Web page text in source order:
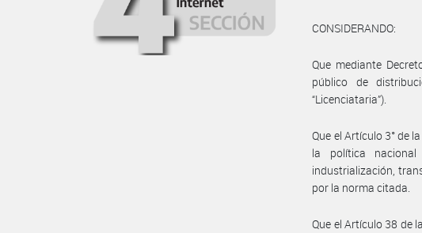
CONSIDERANDO:
Que mediante
público de
“Licenciataria”).
Que el Artículo 3° de
la política
industrialización,
por la norma citada.
Que el Artículo 38 de